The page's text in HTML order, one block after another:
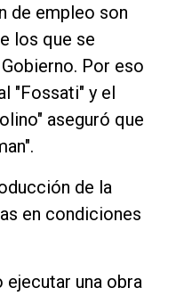
de empleo son
los que se
Por eso
"Fossati" y el
aseguró que
de la
en condiciones
una obra